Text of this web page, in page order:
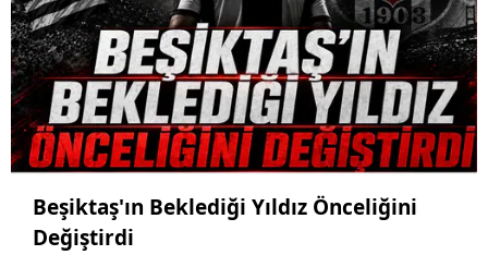
Beşiktaş'ın Beklediği Yıldız Önceliğini
Değiştirdi